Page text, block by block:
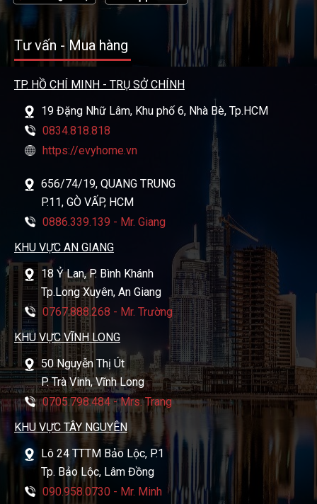
Tư vấn - Mua hàng
TP. HỒ CHÍ MINH - TRỤ SỞ CHÍNH
19 Đặng Nhữ Lâm, Khu phố 6, Nhà Bè, Tp.HCM
0834.818.818
https://evyhome.vn
656/74/19, QUANG TRUNG
P.11, GÒ VẤP, HCM
0886.339.139 - Mr. Giang
KHU VỰC AN GIANG
18 Ỷ Lan, P. Bình Khánh
Tp.Long Xuyên, An Giang
0767.888.268 - Mr. Trường
KHU VỰC VĨNH LONG
50 Nguyễn Thị Út
P. Trà Vinh, Vĩnh Long
0705.798.484 - Mrs. Trang
KHU VỰC TÂY NGUYÊN
Lô 24 TTTM Bảo Lộc, P.1
Tp. Bảo Lộc, Lâm Đồng
090.958.0730 - Mr. Minh